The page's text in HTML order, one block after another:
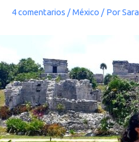
4 comentarios /México / PorSara